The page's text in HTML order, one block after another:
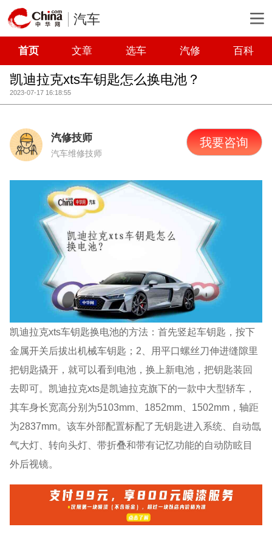
汽车
首页 文章 选车 汽修 百科
凯迪拉克xts车钥匙怎么换电池？
2023-07-17 16:18:55
汽修技师
汽车维修技师
我要咨询
凯迪拉克xts车钥匙换电池的方法：首先竖起车钥匙，按下
金属开关后拔出机械车钥匙；2、用平口螺丝刀伸进缝隙里
把钥匙撬开，就可以看到电池，换上新电池，把钥匙装回
去即可。凯迪拉克xts是凯迪拉克旗下的一款中大型轿车，
其车身长宽高分别为5103mm、1852mm、1502mm，轴距
为2837mm。该车外部配置标配了无钥匙进入系统、自动氙
气大灯、转向头灯、带折叠和带有记忆功能的自动防眩目
外后视镜。